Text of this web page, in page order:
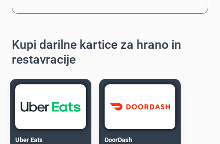
Kupi darilne kartice za hrano in
restavracije
Uber Eats DoorDash